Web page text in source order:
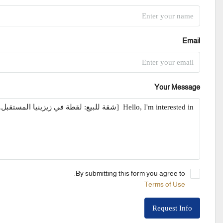
Email
Your Message
By submitting this form you agree to:
Terms of Use
Request Info